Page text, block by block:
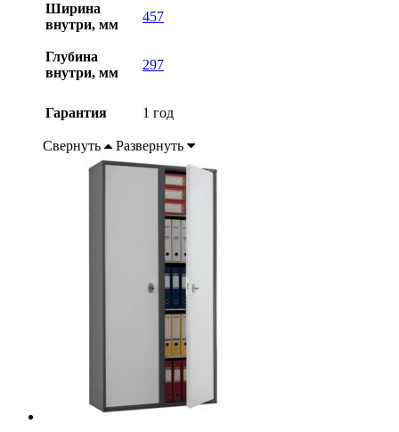
Ширина
внутри, мм
457
Глубина
внутри, мм
297
Гарантия 1 год
Свернуть Развернуть